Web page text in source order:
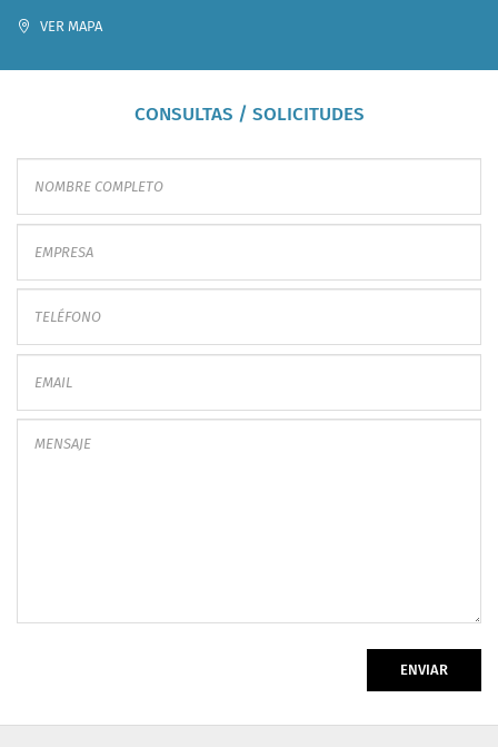
VER MAPA
CONSULTAS / SOLICITUDES
ENVIAR